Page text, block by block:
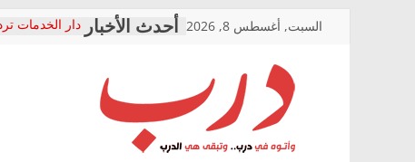
السبت, أغسطس 8, 2026
دار الخدمات
معاناة
فرحات
حزب التحالف
درب